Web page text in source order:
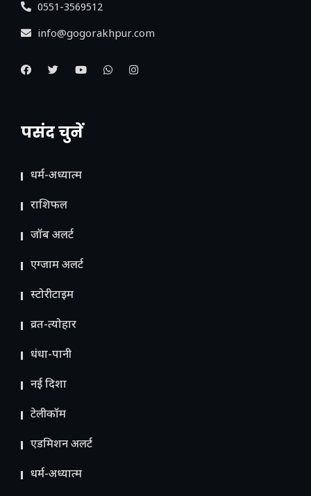
0551-3569512
info@gogorakhpur.com
पसंद चुनें
धर्म-अध्यात्म
राशिफल
जॉब अलर्ट
एग्जाम अलर्ट
स्टोरीटाइम
व्रत-त्योहार
धंधा-पानी
नई दिशा
टेलीकॉम
ए​डमिशन अलर्ट
धर्म-अध्यात्म